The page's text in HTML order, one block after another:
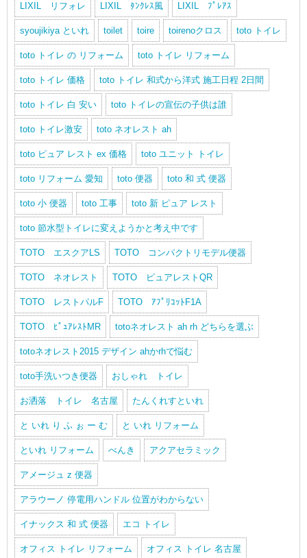
LIXIL リフォレ LIXIL ﾀﾝｸﾚｽ風 LIXIL ﾌﾟﾚｱｽ
syoujikiya といれ toilet toire toirenoクロス toto トイレ
toto トイレ の リフォーム toto トイレ リフォーム
toto トイレ 価格 toto トイレ 和式から洋式 施工日程 2日間
toto トイレ 白 安い toto トイレの宣伝の子供は誰
toto トイレ激安 toto ネオレスト ah
toto ピュア レスト ex 価格 toto ユニット トイレ
toto リフォーム 愛知 toto 便器 toto 和 式 便器
toto 小 便器 toto 工事 toto 新 ピュア レスト
toto 節水型トイレに変えようかと考え中です
TOTO エスクアLS TOTO コンパクトリモデル便器
TOTO ネオレスト TOTO ピュアレストQR
TOTO レストパルF TOTO ｱﾌﾟﾘｺｯﾄF1A
TOTO ﾋﾟｭｱﾚｽﾄMR totoネオレスト ah rh どちらを選ぶ
totoネオレスト2015 デザイン ahかrhで悩む
toto手洗いつき便器 おしゃれ トイレ
お洒落 トイレ 名古屋 たんくれすといれ
と いれ り ふ ぉ ー む と いれ リフォーム
といれ リフォーム べんき アクアセラミック
アメージュ z 便器
アラウーノ 停電用ハンドル 位置がわからない
イナックス 和 式 便器 エコ トイレ
オフィス トイレ リフォーム オフィス トイレ 名古屋